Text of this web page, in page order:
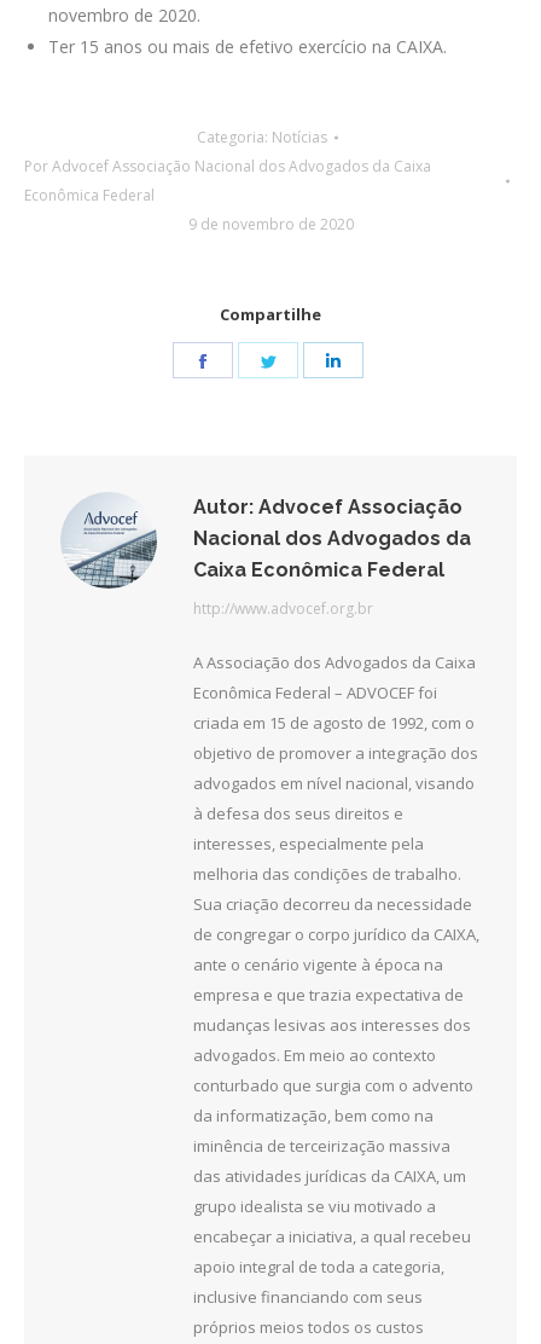
novembro de 2020.
Ter 15 anos ou mais de efetivo exercício na CAIXA.
Categoria: Notícias
PorAdvocef Associação Nacional dos Advogados da Caixa
Econômica Federal
9 de novembro de 2020
Compartilhe
Share
Share
Autor: Advocef Associação
Nacional dos Advogados da
Caixa Econômica Federal
http://www.advocef.org.br
A Associação dos Advogados da Caixa
Econômica Federal – ADVOCEF foi
criada em 15 de agosto de 1992, com o
objetivo de promover a integração dos
advogados em nível nacional, visando
à defesa dos seus direitos e
interesses, especialmente pela
melhoria das condições de trabalho.
Sua criação decorreu da necessidade
de congregar o corpo jurídico da CAIXA,
ante o cenário vigente à época na
empresa e que trazia expectativa de
mudanças lesivas aos interesses dos
advogados. Em meio ao contexto
conturbado que surgia com o advento
da informatização, bem como na
iminência de terceirização massiva
das atividades jurídicas da CAIXA, um
grupo idealista se viu motivado a
encabeçar a iniciativa, a qual recebeu
apoio integral de toda a categoria,
inclusive financiando com seus
próprios meios todos os custos